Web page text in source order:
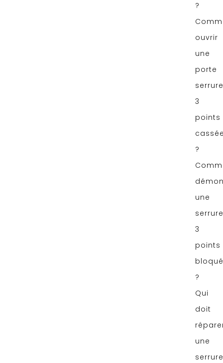
?
ouvrir
une
porte
serrure
3
points
?
une
serrure
3
points
?
Qui
doit
une
serrure